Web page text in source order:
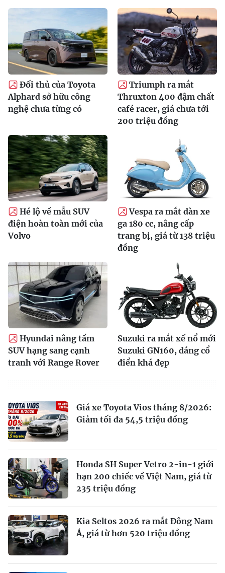
Đối thủ của Toyota
Alphard sở hữu công
nghệ chưa từng có
Triumph ra mắt
Thruxton 400 đậm chất
café racer, giá chưa tới
200 triệu đồng
Hé lộ về mẫu SUV
điện hoàn toàn mới của
Volvo
Vespa ra mắt dàn xe
ga 180 cc, nâng cấp
trang bị, giá từ 138 triệu
đồng
Hyundai nâng tầm
SUV hạng sang cạnh
tranh với Range Rover
Suzuki ra mắt xế nổ mới
Suzuki GN160, dáng cổ
điển khá đẹp
Giá xe Toyota Vios tháng 8/2026:
Giảm tối đa 54,5 triệu đồng
Honda SH Super Vetro 2-in-1 giới
hạn 200 chiếc về Việt Nam, giá từ
235 triệu đồng
Kia Seltos 2026 ra mắt Đông Nam
Á, giá từ hơn 520 triệu đồng